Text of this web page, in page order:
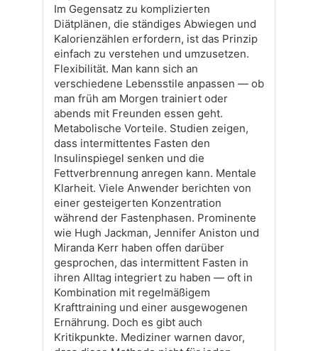
Im Gegensatz zu komplizierten
Diätplänen, die ständiges Abwiegen und
Kalorienzählen erfordern, ist das Prinzip
einfach zu verstehen und umzusetzen.
Flexibilität. Man kann sich an
verschiedene Lebensstile anpassen — ob
man früh am Morgen trainiert oder
abends mit Freunden essen geht.
Metabolische Vorteile. Studien zeigen,
dass intermittentes Fasten den
Insulinspiegel senken und die
Fettverbrennung anregen kann. Mentale
Klarheit. Viele Anwender berichten von
einer gesteigerten Konzentration
während der Fastenphasen. Prominente
wie Hugh Jackman, Jennifer Aniston und
Miranda Kerr haben offen darüber
gesprochen, das intermittent Fasten in
ihren Alltag integriert zu haben — oft in
Kombination mit regelmäßigem
Krafttraining und einer ausgewogenen
Ernährung. Doch es gibt auch
Kritikpunkte. Mediziner warnen davor,